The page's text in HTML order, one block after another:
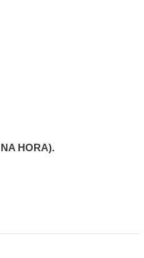
HORA).